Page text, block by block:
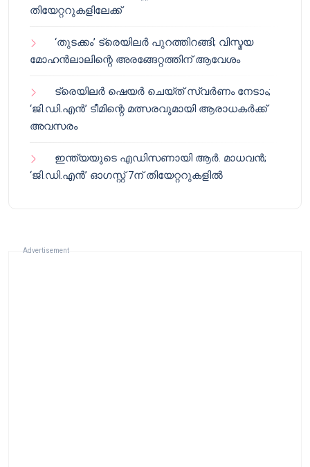
തിയേറ്ററുകളിലേക്ക്
‘തുടക്കം’ ട്രെയിലർ പുറത്തിറങ്ങി; വിസ്മയ
മോഹൻലാലിന്റെ അരങ്ങേറ്റത്തിന് ആവേശം
ട്രെയിലർ ഷെയർ ചെയ്‌ത് സ്വർണം നേടാം;
‘ജി.ഡി.എൻ’ ടീമിന്റെ മത്സരവുമായി ആരാധകർക്ക്
അവസരം
ഇന്ത്യയുടെ എഡിസണായി ആർ. മാധവൻ;
‘ജി.ഡി.എൻ’ ഓഗസ്റ്റ് 7ന് തിയേറ്ററുകളിൽ
Advertisement